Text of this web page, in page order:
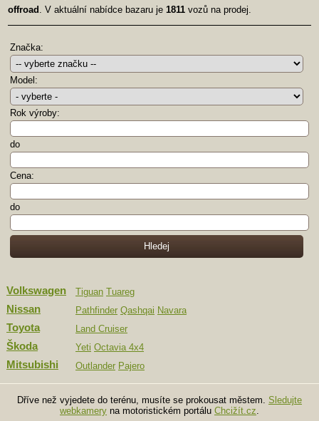
offroad . V aktuální nabídce bazaru je 1811 vozů na prodej.
Značka:
Model:
Rok výroby:
do
Cena:
do
Volkswagen Tiguan Tuareg
Nissan Pathfinder Qashqai Navara
Toyota Land Cruiser
Škoda Yeti Octavia 4x4
Mitsubishi Outlander Pajero
Dříve než vyjedete do terénu, musíte se prokousat městem. Sledujte
webkamery na motoristickém portálu Chcižít.cz.